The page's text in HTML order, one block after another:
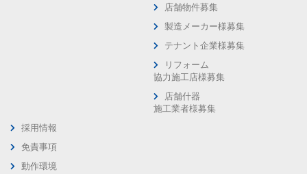
店舗物件募集
製造メーカー様募集
テナント企業様募集
リフォーム
協力施工店様募集
店舗什器
施工業者様募集
採用情報
免責事項
動作環境